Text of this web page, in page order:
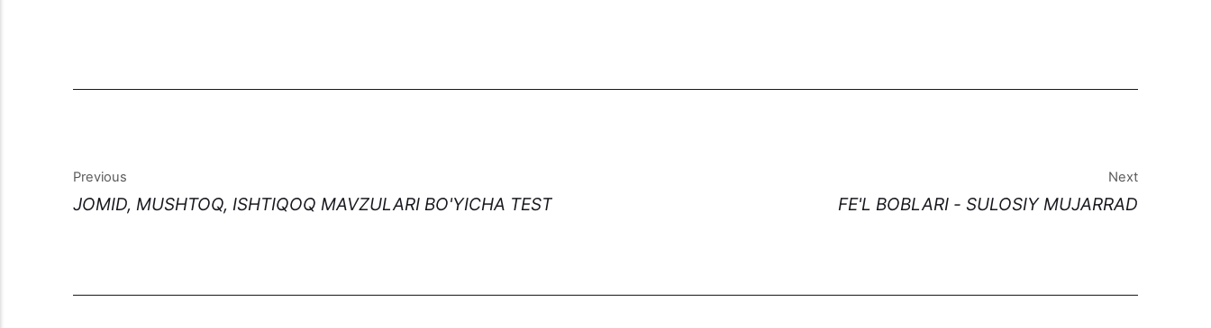
Previous
JOMID, MUSHTOQ, ISHTIQOQ MAVZULARI BO'YICHA TEST
Next
FE'L BOBLARI - SULOSIY MUJARRAD